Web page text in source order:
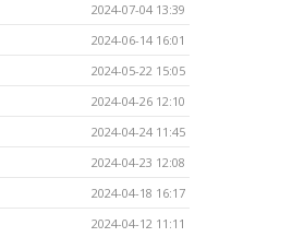
2024-07-04 13:39
2024-06-14 16:01
2024-05-22 15:05
2024-04-26 12:10
2024-04-24 11:45
2024-04-23 12:08
2024-04-18 16:17
2024-04-12 11:11